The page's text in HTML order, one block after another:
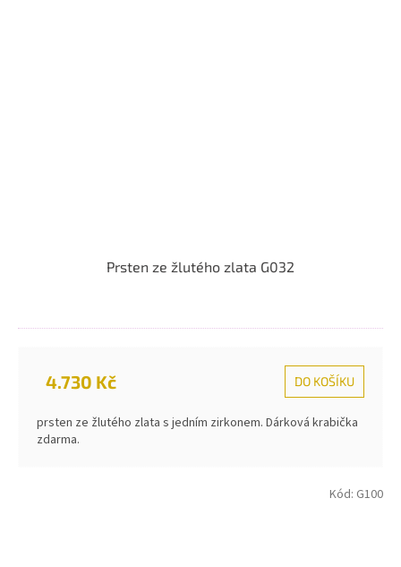
Prsten ze žlutého zlata G032
4.730 Kč DO KOŠÍKU
prsten ze žlutého zlata s jedním zirkonem. Dárková krabička
zdarma.
Kód: G100